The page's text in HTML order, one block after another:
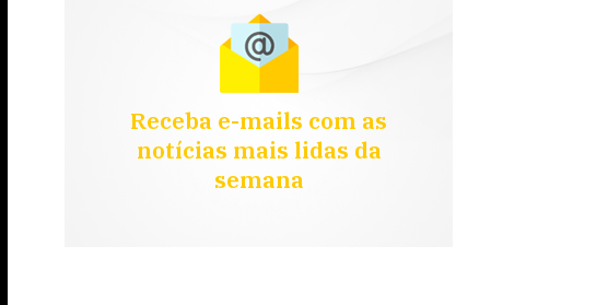
Receba e-mails com as
notícias mais lidas da
semana